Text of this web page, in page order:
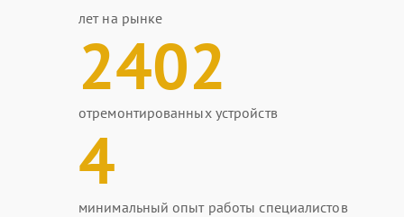
лет на рынке
2402
отремонтированных устройств
4
минимальный опыт работы специалистов